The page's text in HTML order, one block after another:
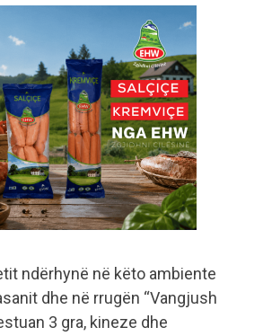
ndërhynë në këto ambiente
dhe në rrugën “Vangjush
3 gra, kineze dhe